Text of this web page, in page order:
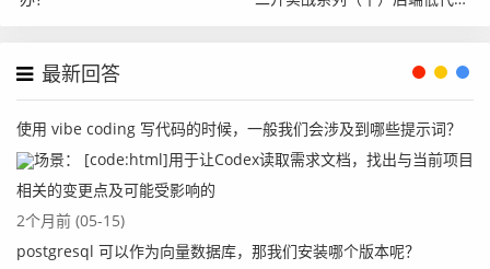
最新回答
使用 vibe coding 写代码的时候，一般我们会涉及到哪些提示词？
场景： [code:html]用于让Codex读取需求文档，找出与当前项目
相关的变更点及可能受影响的
2个月前 (05-15)
postgresql 可以作为向量数据库，那我们安装哪个版本呢？